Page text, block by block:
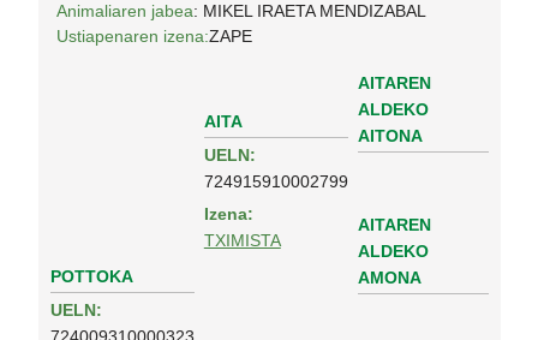
Animaliaren jabea: MIKEL IRAETA MENDIZABAL
Ustiapenaren izena:ZAPE
POTTOKA
UELN:
724009310000323
AITA
UELN:
724915910002799
Izena:
TXIMISTA
AITAREN
ALDEKO
AITONA
AITAREN
ALDEKO
AMONA